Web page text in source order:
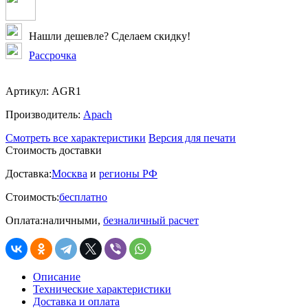
Нашли дешевле? Сделаем скидку!
Рассрочка
Артикул: AGR1
Производитель: Apach
Смотреть все характеристики Версия для печати
Стоимость доставки
Доставка:Москва и регионы РФ
Стоимость:бесплатно
Оплата:наличными, безналичный расчет
Описание
Технические характеристики
Доставка и оплата